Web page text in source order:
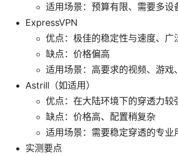
适用场景：预算有限、需要多设
ExpressVPN
优点：极佳的稳定性与速度、广
缺点：价格偏高
适用场景：高要求的视频、游戏
Astrill（如适用）
优点：在大陆环境下的穿透力较
缺点：价格高、配置稍复杂
适用场景：需要稳定穿透的专业
实测要点